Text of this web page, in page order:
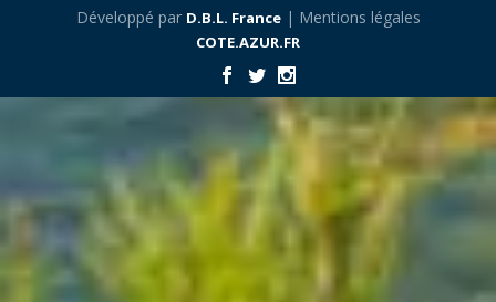
Développé par D.B.L. France| Mentions légales
COTE.AZUR.FR